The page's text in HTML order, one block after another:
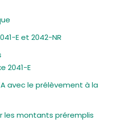
E et 2042-NR
2041-E
avec le prélèvement à la
les montants préremplis